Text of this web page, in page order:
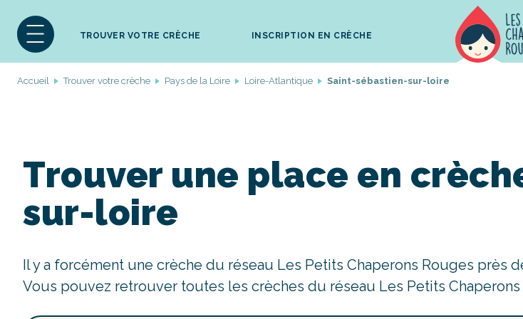
TROUVER VOTRE CRÈCHE INSCRIPTION EN CRÈCHE
Accueil Trouver votre crèche Pays de la Loire Loire-Atlantique Saint-sébastien-sur-loire
Trouver une place en
sur-loire
Il y a forcément une crèche du réseau Les Petits Chaperons Rouges près
Vous pouvez retrouver toutes les crèches du réseau Les Petits